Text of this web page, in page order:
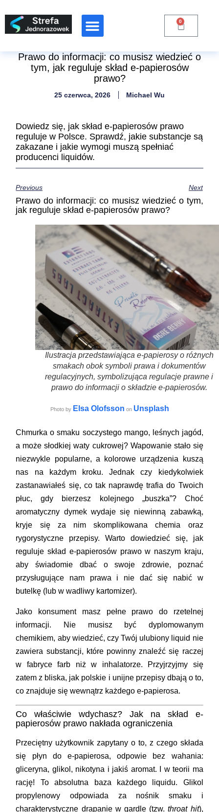
0
Prawo do informacji: co musisz wiedzieć o
tym, jak reguluje skład e-papierosów
prawo?
25 czerwca, 2026 Michael Wu
Dowiedz się, jak skład e-papierosów prawo
reguluje w Polsce. Sprawdź, jakie substancje są
zakazane i jakie wymogi muszą spełniać
producenci liquidów.
Previous Next
Prawo do informacji: co musisz wiedzieć o tym,
jak reguluje skład e-papierosów prawo?
Ilustracja przedstawiająca e-papierosy o różnych
smakach obok symboli prawa i dokumentów
regulacyjnych, symbolizująca regulacje prawne i
prawo do informacji o składzie e-papierosów.
Photo by Elsa Olofsson on Unsplash
Chmurka o smaku soczystego mango, leśnych jagód,
a może słodkiej waty cukrowej? Wapowanie stało się
niezwykle popularne, a kolorowe urządzenia kuszą
nas na każdym kroku. Jednak czy kiedykolwiek
zastanawiałeś się, co tak naprawdę trafia do Twoich
płuc, gdy bierzesz kolejnego „buszka”? Choć
aromatyczny dymek wydaje się niewinną zabawką,
kryje się za nim skomplikowana chemia oraz
rygorystyczne przepisy. Warto dowiedzieć się, jak
reguluje skład e-papierosów prawo w naszym kraju,
aby świadomie dbać o swoje zdrowie, poznać
przysługujące nam prawa i nie dać się nabić w
butelkę (lub w wadliwy kartomizer).
Jako konsument masz pełne prawo do rzetelnej
informacji. Nie musisz być dyplomowanym
chemikiem, aby wiedzieć, czy Twój ulubiony liquid nie
zawiera substancji, które powinny znaleźć się raczej
w fabryce farb niż w inhalatorze. Przyjrzyjmy się
zatem z bliska, jak polskie i unijne przepisy dbają o to,
co znajduje się wewnątrz każdego e-papierosa.
Co właściwie wdychasz? Jak na skład e-
papierosów prawo nakłada ograniczenia
Przeciętny użytkownik zapytany o to, z czego składa
się płyn do e-papierosa, odpowie bez wahania:
gliceryna, glikol, nikotyna i jakiś aromat. I w teorii ma
rację! To absolutna baza każdego liquidu. Glikol
propylenowy odpowiada za nośnik smaku i
charakterystyczne drapanie w gardle (tzw.throat hit),